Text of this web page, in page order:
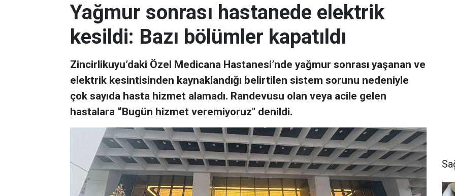
Yağmur sonrası hastanede elektrik
kesildi: Bazı bölümler kapatıldı
Zincirlikuyu’daki Özel Medicana Hastanesi’nde yağmur sonrası yaşanan ve
elektrik kesintisinden kaynaklandığı belirtilen sistem sorunu nedeniyle
çok sayıda hasta hizmet alamadı. Randevusu olan veya acile gelen
hastalara “Bugün hizmet veremiyoruz" denildi.